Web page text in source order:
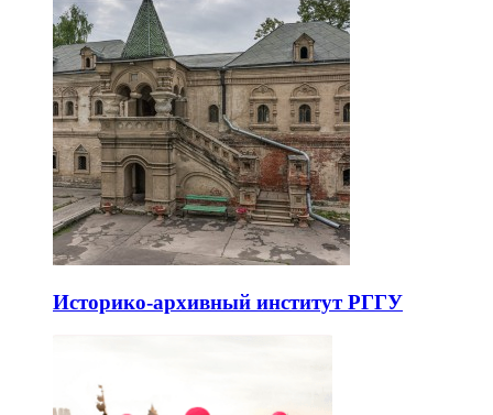
Историко-архивный институт РГГУ